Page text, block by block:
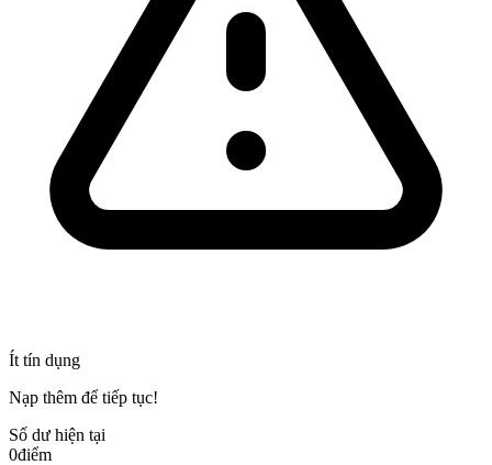
Ít tín dụng
Nạp thêm để tiếp tục!
Số dư hiện tại
0điểm